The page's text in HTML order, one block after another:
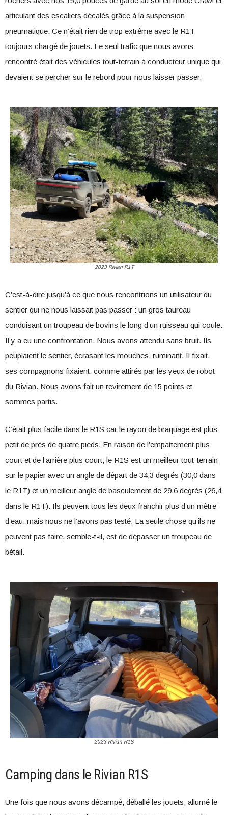
articulant des escaliers décalés grâce à la suspension
pneumatique. Ce n’était rien de trop extrême avec le R1T
toujours chargé de jouets. Le seul trafic que nous avons
rencontré était des véhicules tout-terrain à conducteur unique qui
devaient se percher sur le rebord pour nous laisser passer.
2023 Rivian R1T
C’est-à-dire jusqu’à ce que nous rencontrions un utilisateur du
sentier qui ne nous laissait pas passer : un gros taureau
conduisant un troupeau de bovins le long d’un ruisseau qui coule.
Il y a eu une confrontation. Nous avons attendu sans bruit. Ils
peuplaient le sentier, écrasant les mouches, ruminant. Il fixait,
ses compagnons fixaient, comme attirés par les yeux de robot
du Rivian. Nous avons fait un revirement de 15 points et
sommes partis.
C’était plus facile dans le R1S car le rayon de braquage est plus
petit de près de quatre pieds. En raison de l’empattement plus
court et de l’arrière plus court, le R1S est un meilleur tout-terrain
sur le papier avec un angle de départ de 34,3 degrés (30,0 dans
le R1T) et un meilleur angle de basculement de 29,6 degrés (26,4
dans le R1T). Ils peuvent tous les deux franchir plus d’un mètre
d’eau, mais nous ne l’avons pas testé. La seule chose qu’ils ne
peuvent pas faire, semble-t-il, est de dépasser un troupeau de
bétail.
2023 Rivian R1S
Camping dans le Rivian R1S
Une fois que nous avons décampé, déballé les jouets, allumé le